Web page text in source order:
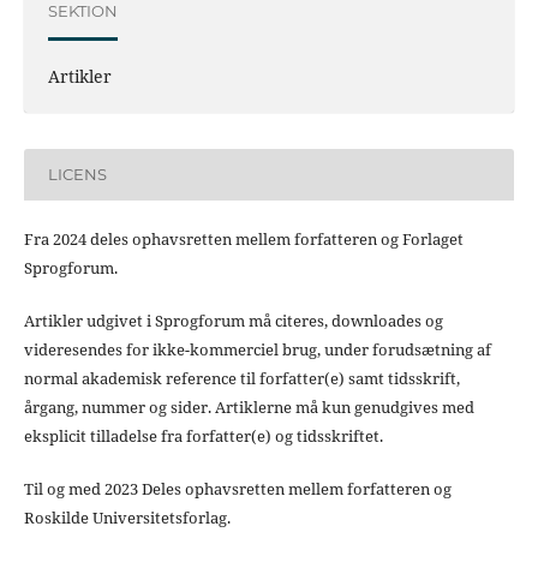
SEKTION
Artikler
LICENS
Fra 2024 deles ophavsretten mellem forfatteren og Forlaget
Sprogforum.
Artikler udgivet i Sprogforum må citeres, downloades og
videresendes for ikke-kommerciel brug, under forudsætning af
normal akademisk reference til forfatter(e) samt tidsskrift,
årgang, nummer og sider. Artiklerne må kun genudgives med
eksplicit tilladelse fra forfatter(e) og tidsskriftet.
Til og med 2023 Deles ophavsretten mellem forfatteren og
Roskilde Universitetsforlag.